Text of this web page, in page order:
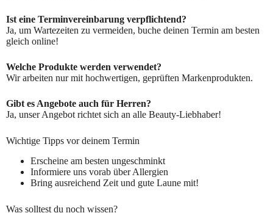
Ist eine Terminvereinbarung verpflichtend?
Ja, um Wartezeiten zu vermeiden, buche deinen Termin am besten
gleich online!
Welche Produkte werden verwendet?
Wir arbeiten nur mit hochwertigen, geprüften Markenprodukten.
Gibt es Angebote auch für Herren?
Ja, unser Angebot richtet sich an alle Beauty-Liebhaber!
Wichtige Tipps vor deinem Termin
Erscheine am besten ungeschminkt
Informiere uns vorab über Allergien
Bring ausreichend Zeit und gute Laune mit!
Was solltest du noch wissen?